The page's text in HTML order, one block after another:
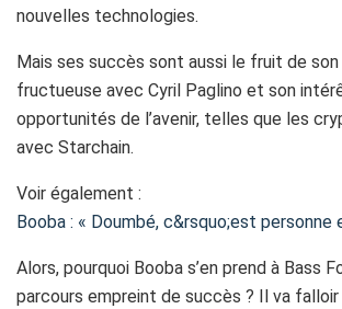
nouvelles technologies.
Mais ses succès sont aussi le fruit de
fructueuse avec Cyril Paglino et son
opportunités de l’avenir, telles que les
avec Starchain.
Voir également :
Booba : « Doumbé, c&rsquo;est personne
Alors, pourquoi Booba s’en prend à Bass
parcours empreint de succès ? Il va